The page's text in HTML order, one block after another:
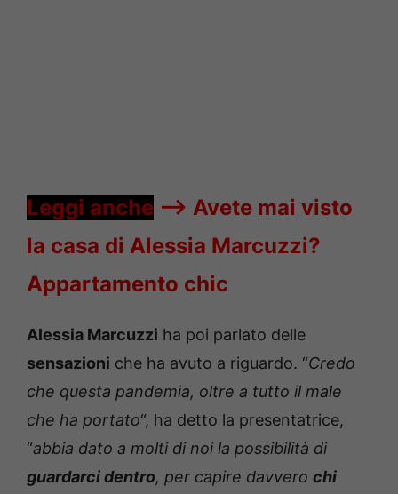
Leggi anche —-> Avete mai visto
la casa di Alessia Marcuzzi?
Appartamento chic
Alessia Marcuzzi ha poi parlato delle
sensazioni che ha avuto a riguardo. “Credo
che questa pandemia, oltre a tutto il male
che ha portato“, ha detto la presentatrice,
“abbia dato a molti di noi la possibilità di
guardarci dentro, per capire davvero chi